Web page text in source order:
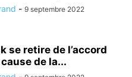
- 9 septembre 2022
se retire de l’accord
de la...